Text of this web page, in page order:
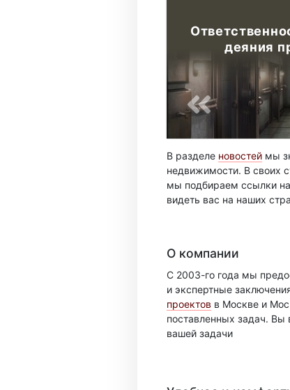
деяния
В разделе новостей мы
недвижимости. В своих
мы подбираем ссылки
видеть вас на наших
О компании
С 2003-го года мы
и экспертные
проектов в Москве и
поставленных задач. Вы
вашей задачи